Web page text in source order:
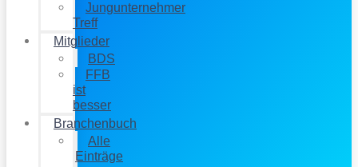
Jungunternehmer
Treff
Mitglieder
BDS
FFB
ist
besser
Branchenbuch
Alle
Einträge